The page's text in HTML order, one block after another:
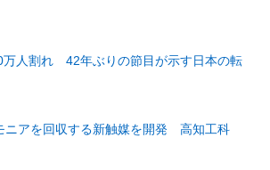
万人割れ 42年ぶりの節目が示す日本の転
ニアを回収する新触媒を開発 高知工科